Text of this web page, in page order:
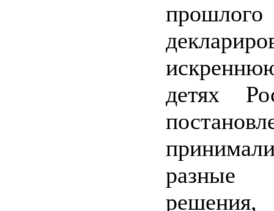
детях
решения,